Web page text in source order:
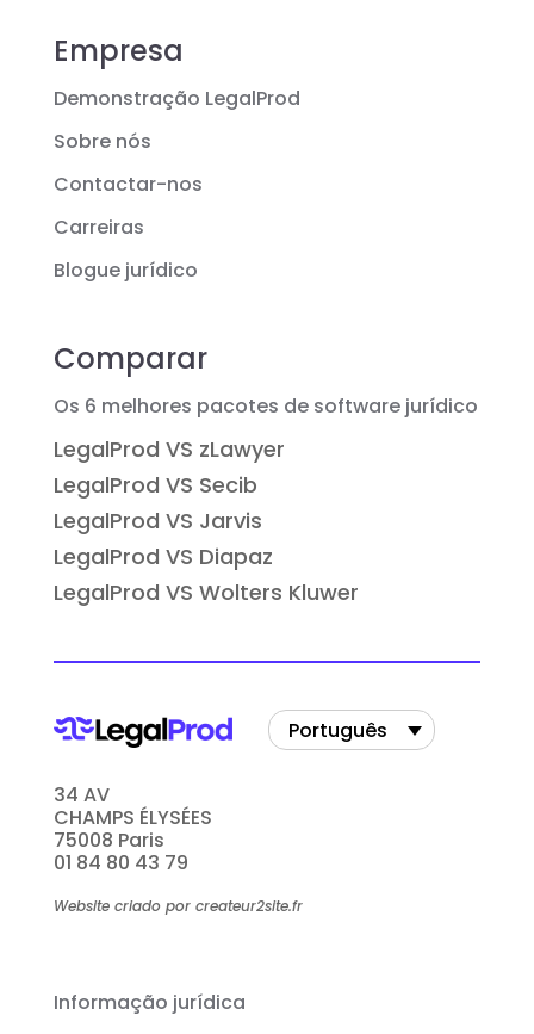
Empresa
Demonstração LegalProd
Sobre nós
Contactar-nos
Carreiras
Blogue jurídico
Comparar
Os 6 melhores pacotes de software jurídico
LegalProd VS zLawyer
LegalProd VS Secib
LegalProd VS Jarvis
LegalProd VS Diapaz
LegalProd VS Wolters Kluwer
34 AV
CHAMPS ÉLYSÉES
75008 Paris
01 84 80 43 79
Website criado por createur2site.fr
Português
Informação jurídica